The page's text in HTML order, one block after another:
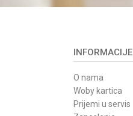
INFORMACIJE
O nama
Woby kartica
Prijemi u servis